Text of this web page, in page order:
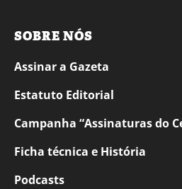
SOBRE NÓS
Assinar a Gazeta
Estatuto Editorial
Campanha “Assinaturas do
Ficha técnica e História
Podcasts